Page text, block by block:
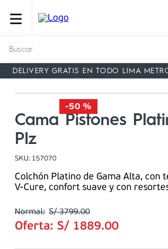
DELIVERY GRATIS EN TODO LIMA
-50 %
Cama Pistones
Plz
SKU: 157070
Colchón Platino de Gama Alta, con
V-Cure, confort suave y con
S/ 3799.00
Oferta: S/ 1889.00